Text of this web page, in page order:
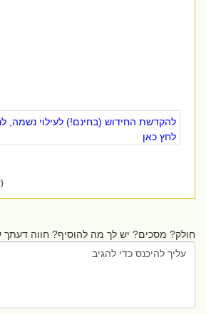
להקדשת החידוש (בחינם!) לעילוי נשמה,
לחץ כאן
חולק? מסכים? יש לך מה להוסיף? חווה דעתך